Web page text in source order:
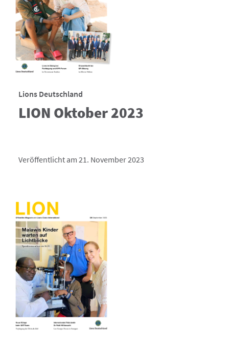
Lions Deutschland
LION Oktober 2023
Veröffentlicht am 21. November 2023